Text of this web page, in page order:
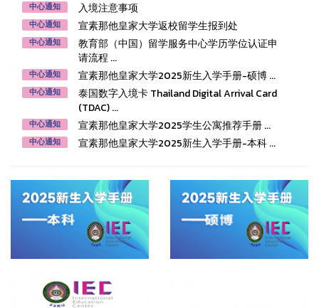
中心通知 入境注意事项
中心通知 宣素那他皇家大学返校留学生报到处
中心通知
教育部（中国）留学服务中心学历学位认证申
请流程 ...
中心通知 宣素那他皇家大学2025新生入学手册-硕博 ...
中心通知
泰国数字入境卡 Thailand Digital Arrival Card
(TDAC) ...
中心通知 宣素那他皇家大学2025学生公寓推荐手册 ...
中心通知 宣素那他皇家大学2025新生入学手册-本科 ...